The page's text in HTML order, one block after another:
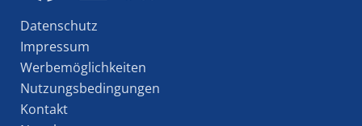
Datenschutz
Impressum
Werbemöglichkeiten
Nutzungsbedingungen
Kontakt